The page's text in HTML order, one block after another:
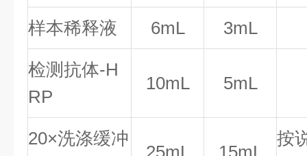
样本稀释液 6mL 3mL
检测抗体-H
RP
10mL 5mL
20×洗涤缓冲
25mL 15mL
按